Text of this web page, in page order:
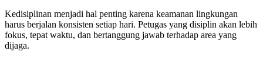
Kedisiplinan menjadi hal penting karena keamanan lingkungan
harus berjalan konsisten setiap hari. Petugas yang disiplin akan lebih
fokus, tepat waktu, dan bertanggung jawab terhadap area yang
dijaga.